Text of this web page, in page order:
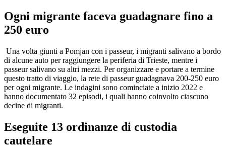
Ogni migrante faceva guadagnare fino a
250 euro
Una volta giunti a Pomjan con i passeur, i migranti salivano a bordo
di alcune auto per raggiungere la periferia di Trieste, mentre i
passeur salivano su altri mezzi. Per organizzare e portare a termine
questo tratto di viaggio, la rete di passeur guadagnava 200-250 euro
per ogni migrante. Le indagini sono cominciate a inizio 2022 e
hanno documentato 32 episodi, i quali hanno coinvolto ciascuno
decine di migranti.
Eseguite 13 ordinanze di custodia
cautelare